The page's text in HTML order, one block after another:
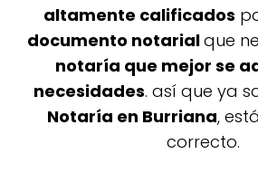
altamente calificados
documento notarialque
notaría que mejor se
necesidades. así que ya
Notaría en Burriana,
correcto.